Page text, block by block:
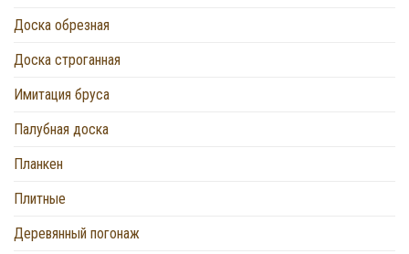
Доска обрезная
Доска строганная
Имитация бруса
Палубная доска
Планкен
Плитные
Деревянный погонаж